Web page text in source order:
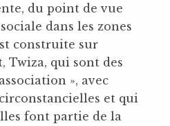
du point de vue
dans les zones
construite sur
Twiza, qui sont des
», avec
et qui
font partie de la